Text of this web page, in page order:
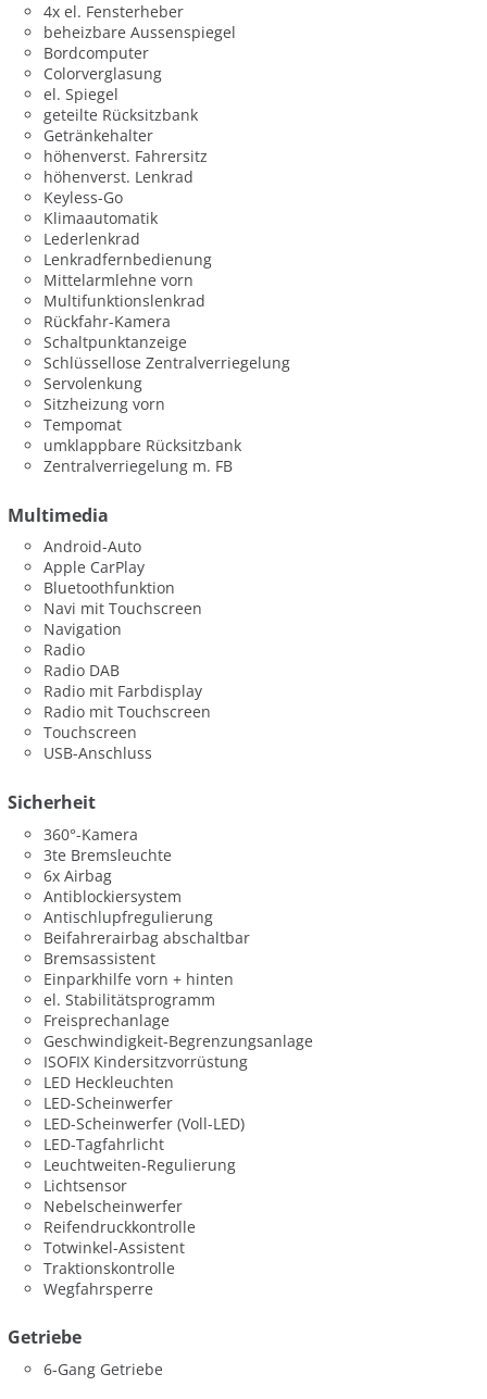
4x el. Fensterheber
beheizbare Aussenspiegel
Bordcomputer
Colorverglasung
el. Spiegel
geteilte Rücksitzbank
Getränkehalter
höhenverst. Fahrersitz
höhenverst. Lenkrad
Keyless-Go
Klimaautomatik
Lederlenkrad
Lenkradfernbedienung
Mittelarmlehne vorn
Multifunktionslenkrad
Rückfahr-Kamera
Schaltpunktanzeige
Schlüssellose Zentralverriegelung
Servolenkung
Sitzheizung vorn
Tempomat
umklappbare Rücksitzbank
Zentralverriegelung m. FB
Multimedia
Android-Auto
Apple CarPlay
Bluetoothfunktion
Navi mit Touchscreen
Navigation
Radio
Radio DAB
Radio mit Farbdisplay
Radio mit Touchscreen
Touchscreen
USB-Anschluss
Sicherheit
360°-Kamera
3te Bremsleuchte
6x Airbag
Antiblockiersystem
Antischlupfregulierung
Beifahrerairbag abschaltbar
Bremsassistent
Einparkhilfe vorn + hinten
el. Stabilitätsprogramm
Freisprechanlage
Geschwindigkeit-Begrenzungsanlage
ISOFIX Kindersitzvorrüstung
LED Heckleuchten
LED-Scheinwerfer
LED-Scheinwerfer (Voll-LED)
LED-Tagfahrlicht
Leuchtweiten-Regulierung
Lichtsensor
Nebelscheinwerfer
Reifendruckkontrolle
Totwinkel-Assistent
Traktionskontrolle
Wegfahrsperre
Getriebe
6-Gang Getriebe